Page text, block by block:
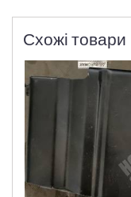
Схожі товари